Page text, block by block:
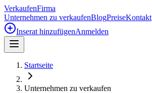
VerkaufenFirma
Unternehmen zu verkaufenBlogPreiseKontakt
Inserat hinzufügenAnmelden
Startseite
Unternehmen zu verkaufen